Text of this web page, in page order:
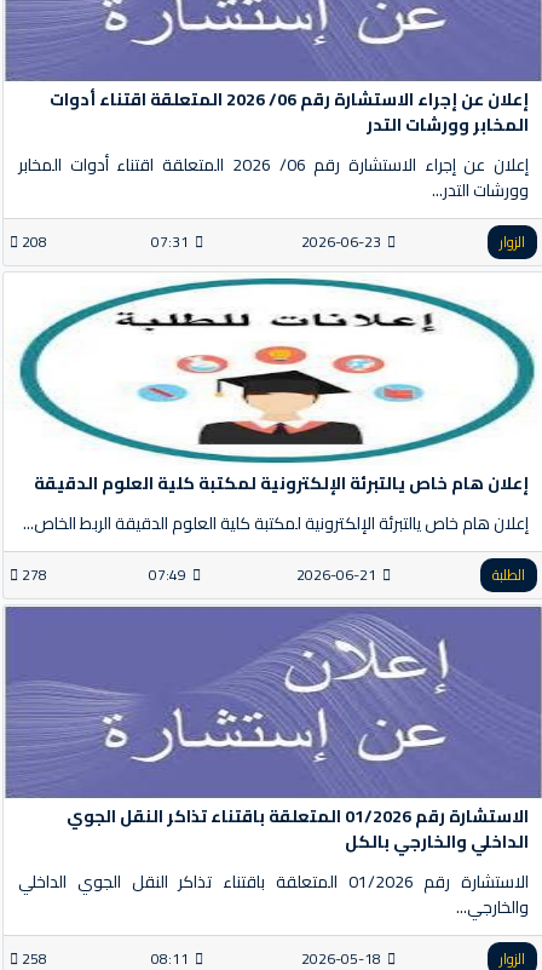
إعلان عن إجراء الاستشارة رقم 06/ 2026 المتعلقة اقتناء أدوات
المخابر وورشات التدر
إعلان عن إجراء الاستشارة رقم 06/ 2026 المتعلقة اقتناء أدوات المخابر
وورشات التدر...
الزوار 2026-06-23
07:31
208
إعلان هام خاص يالتبرئة الإلكترونية لمكتبة كلية العلوم الدقيقة
إعلان هام خاص يالتبرئة الإلكترونية لمكتبة كلية العلوم الدقيقة الربط الخاص...
الطلبة 2026-06-21
07:49
278
الاستشارة رقم 01/2026 المتعلقة باقتناء تذاكر النقل الجوي
الداخلي والخارجي بالكل
الاستشارة رقم 01/2026 المتعلقة باقتناء تذاكر النقل الجوي الداخلي
والخارجي...
الزوار 2026-05-18
08:11
258